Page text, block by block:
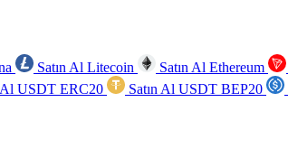
Satın Al Litecoin Satın Al Ethereum
Al USDT ERC20 Satın Al USDT BEP20